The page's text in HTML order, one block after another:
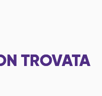
TROVATA